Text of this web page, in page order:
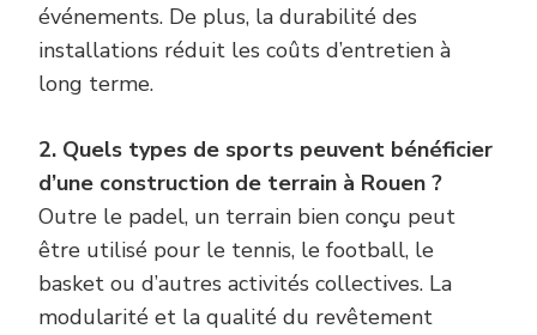
événements. De plus, la durabilité des
installations réduit les coûts d’entretien à
long terme.
2. Quels types de sports peuvent bénéficier
d’une construction de terrain à Rouen ?
Outre le padel, un terrain bien conçu peut
être utilisé pour le tennis, le football, le
basket ou d’autres activités collectives. La
modularité et la qualité du revêtement